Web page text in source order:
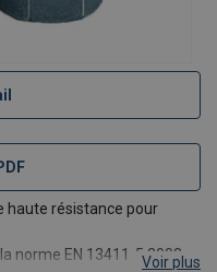
haute résistance pour
norme EN 13411-5:2003
Voir plus